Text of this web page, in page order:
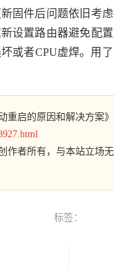
固件后问题依旧考
设置路由器避免配
或者CPU虚焊。用
重启的原因和解决方案》
者所有，与本站立场
标签：